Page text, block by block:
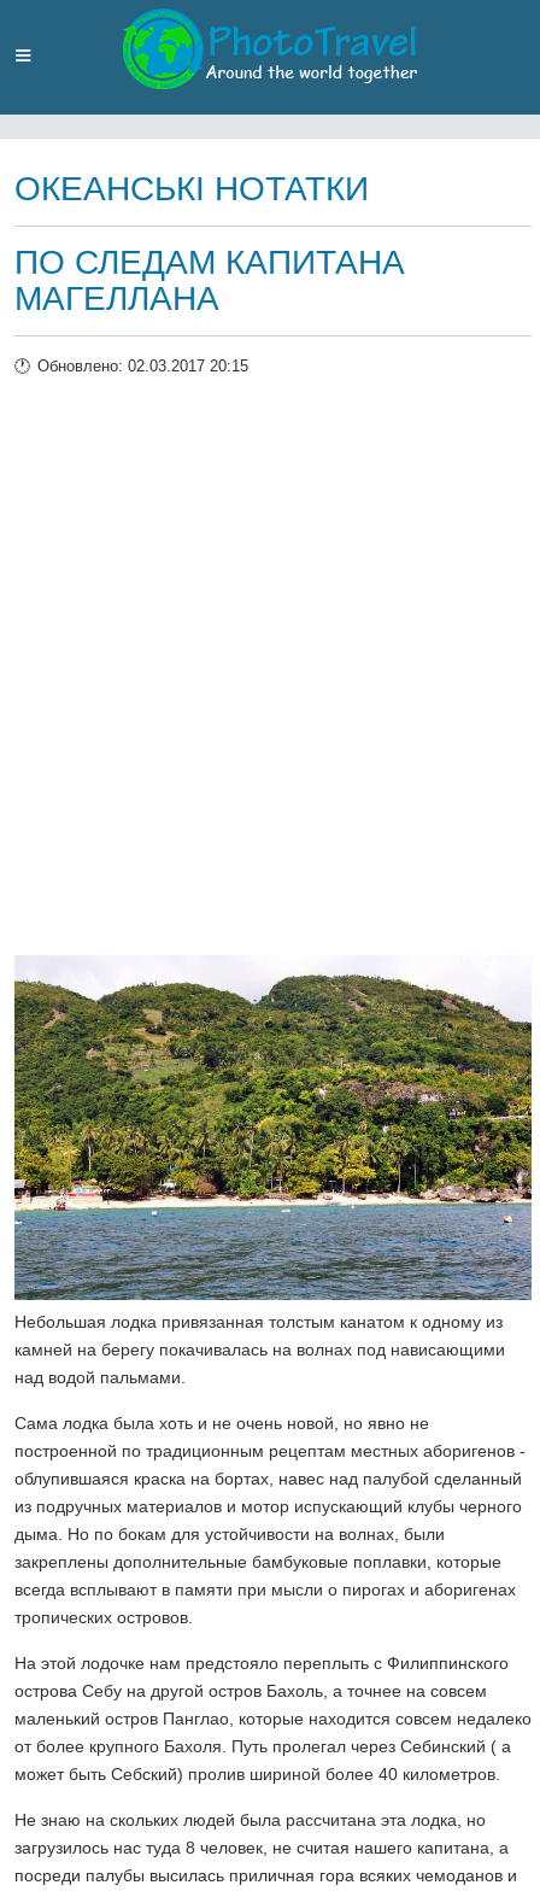
ОКЕАНСЬКІ НОТАТКИ
ПО СЛЕДАМ КАПИТАНА
МАГЕЛЛАНА
Обновлено: 02.03.2017 20:15
Небольшая лодка привязанная толстым канатом к одному из
камней на берегу покачивалась на волнах под нависающими
над водой пальмами.
Сама лодка была хоть и не очень новой, но явно не
построенной по традиционным рецептам местных аборигенов -
облупившаяся краска на бортах, навес над палубой сделанный
из подручных материалов и мотор испускающий клубы черного
дыма. Но по бокам для устойчивости на волнах, были
закреплены дополнительные бамбуковые поплавки, которые
всегда всплывают в памяти при мысли о пирогах и аборигенах
тропических островов.
На этой лодочке нам предстояло переплыть с Филиппинского
острова Себу на другой остров Бахоль, а точнее на совсем
маленький остров Панглао, которые находится совсем недалеко
от более крупного Бахоля. Путь пролегал через Себинский ( а
может быть Себский) пролив шириной более 40 километров.
Не знаю на скольких людей была рассчитана эта лодка, но
загрузилось нас туда 8 человек, не считая нашего капитана, а
посреди палубы высилась приличная гора всяких чемоданов и